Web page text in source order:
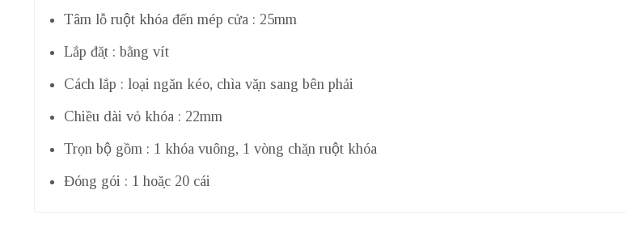
Tâm lỗ ruột khóa đến mép cửa : 25mm
Lắp đặt : bằng vít
Cách lắp : loại ngăn kéo, chìa vặn sang bên phải
Chiều dài vỏ khóa : 22mm
Trọn bộ gồm : 1 khóa vuông, 1 vòng chặn ruột khóa
Đóng gói : 1 hoặc 20 cái